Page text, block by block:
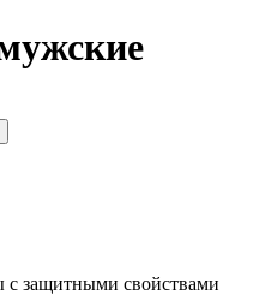
с защитными свойствами